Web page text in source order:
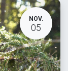
NOV.
05